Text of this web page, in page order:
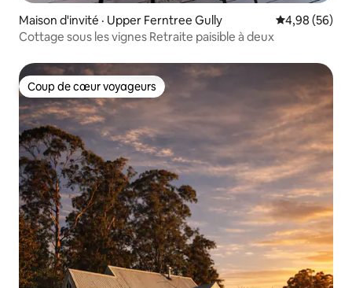
Maison d'invité · Upper Ferntree Gully Note
4,98 (56)
Cottage sous les vignes Retraite paisible à deux
Coup de cœur voyageurs
Coup de cœur voyageurs